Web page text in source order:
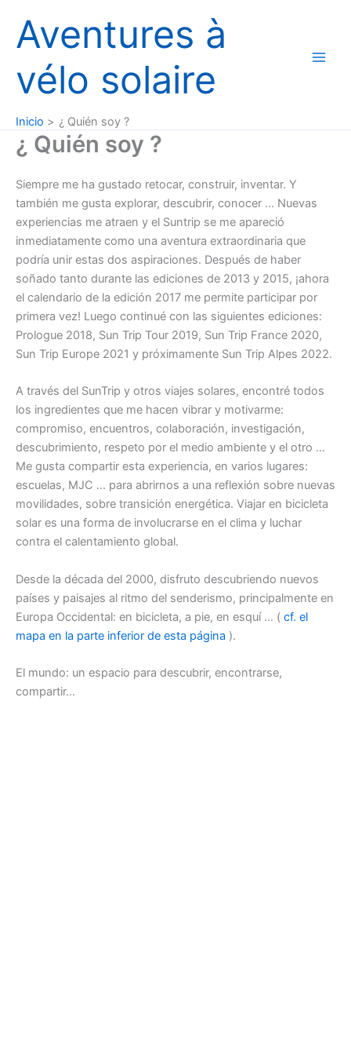
contenido
Aventures à
vélo solaire
Inicio ¿ Quién soy ?
¿ Quién soy ?
Siempre me ha gustado retocar, construir, inventar. Y
también me gusta explorar, descubrir, conocer … Nuevas
experiencias me atraen y el Suntrip se me apareció
inmediatamente como una aventura extraordinaria que
podría unir estas dos aspiraciones. Después de haber
soñado tanto durante las ediciones de 2013 y 2015, ¡ahora
el calendario de la edición 2017 me permite participar por
primera vez! Luego continué con las siguientes ediciones:
Prologue 2018, Sun Trip Tour 2019, Sun Trip France 2020,
Sun Trip Europe 2021 y próximamente Sun Trip Alpes 2022.
A través del SunTrip y otros viajes solares, encontré todos
los ingredientes que me hacen vibrar y motivarme:
compromiso, encuentros, colaboración, investigación,
descubrimiento, respeto por el medio ambiente y el otro …
Me gusta compartir esta experiencia, en varios lugares:
escuelas, MJC … para abrirnos a una reflexión sobre nuevas
movilidades, sobre transición energética. Viajar en bicicleta
solar es una forma de involucrarse en el clima y luchar
contra el calentamiento global.
Desde la década del 2000, disfruto descubriendo nuevos
países y paisajes al ritmo del senderismo, principalmente en
Europa Occidental: en bicicleta, a pie, en esquí … ( cf. el
mapa en la parte inferior de esta página ).
El mundo: un espacio para descubrir, encontrarse,
compartir…